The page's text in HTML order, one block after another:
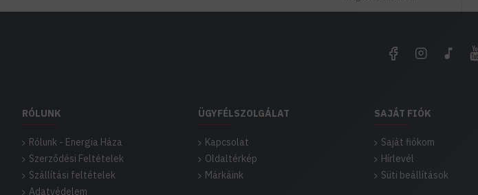
RÓLUNK
Rólunk - Energia Háza
Szerződési Feltételek
Szállítási feltételek
Adatvédelem
ÜGYFÉLSZOLGÁLAT
Kapcsolat
Oldaltérkép
Márkáink
SAJÁT FIÓK
Saját fiókom
Hírlevél
Süti beállítások